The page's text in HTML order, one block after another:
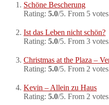
Schöne Bescherung
Rating: 5.0/5. From 5
Ist das Leben nicht schön?
Rating: 5.0/5. From 3
Christmas at the Plaza –
Rating: 5.0/5. From 2
Kevin – Allein zu Haus
Rating: 5.0/5. From 2